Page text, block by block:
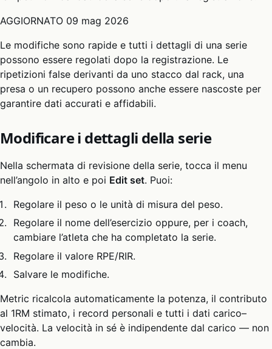
AGGIORNATO 09 mag 2026
Le modifiche sono rapide e tutti i dettagli di una serie
possono essere regolati dopo la registrazione. Le
ripetizioni false derivanti da uno stacco dal rack, una
presa o un recupero possono anche essere nascoste per
garantire dati accurati e affidabili.
Modificare i dettagli della serie
Nella schermata di revisione della serie, tocca il menu
nell’angolo in alto e poi Edit set. Puoi:
Regolare il peso o le unità di misura del peso.
Regolare il nome dell’esercizio oppure, per i coach,
cambiare l’atleta che ha completato la serie.
Regolare il valore RPE/RIR.
Salvare le modifiche.
Metric ricalcola automaticamente la potenza, il contributo
al 1RM stimato, i record personali e tutti i dati carico–
velocità. La velocità in sé è indipendente dal carico — non
cambia.